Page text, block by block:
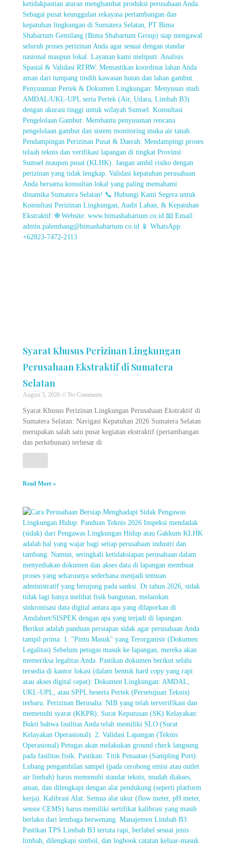
Syarat Khusus Perizinan Lingkungan
Perusahaan Ekstraktif di Sumatera
Selatan
August 5, 2026 No Comments
Syarat Khusus Perizinan Lingkungan Perusahaan Ekstraktif di
Sumatera Selatan: Navigasi Kepatuhan 2026 Sumatera Selatan
merupakan salah satu pusat kegiatan ekstraktif (pertambangan
dan perkebunan) terbesar di
Read More »